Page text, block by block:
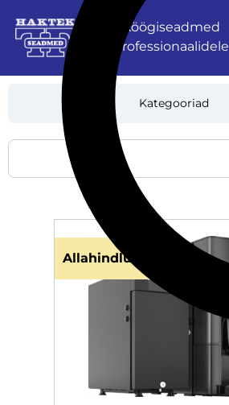
Köögiseadmed
professionaalidele
Kategooriad
Allahindlus!